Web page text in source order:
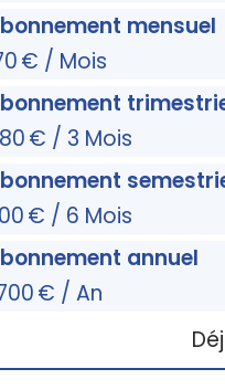
mensuel
€ / Mois
€ / 3 Mois
€ / 6 Mois
annuel
€ / An